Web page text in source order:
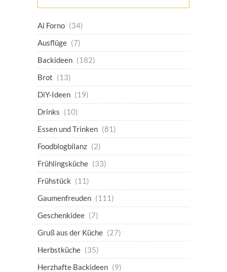
Al Forno (34)
Ausflüge (7)
Backideen (182)
Brot (13)
DiY-Ideen (19)
Drinks (10)
Essen und Trinken (81)
Foodblogbilanz (2)
Frühlingsküche (33)
Frühstück (11)
Gaumenfreuden (111)
Geschenkidee (7)
Gruß aus der Küche (27)
Herbstküche (35)
Herzhafte Backideen (9)